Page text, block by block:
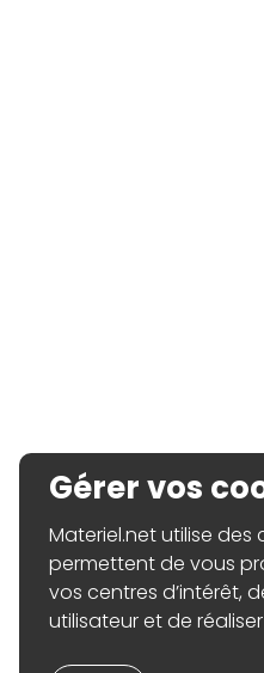
Gérer vos
Materiel.net utilise des
permettent de vous
vos centres d’intérêt,
utilisateur et de